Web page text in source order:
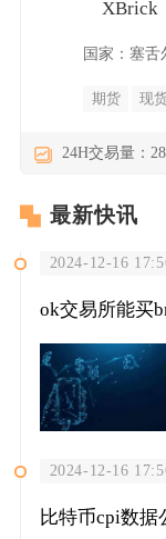
XBrick
国家：塞舌
期货 现
24H交易量：
最新快讯
2024-12-16
ok交易所能买
2024-12-16
比特币cpi数据